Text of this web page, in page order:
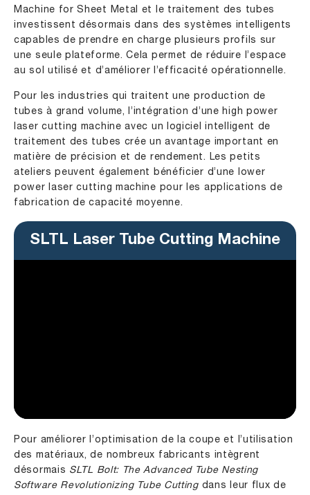
Machine for Sheet Metal et le traitement des tubes
investissent désormais dans des systèmes intelligents
capables de prendre en charge plusieurs profils sur
une seule plateforme. Cela permet de réduire l’espace
au sol utilisé et d’améliorer l’efficacité opérationnelle.
Pour les industries qui traitent une production de
tubes à grand volume, l’intégration d’une high power
laser cutting machine avec un logiciel intelligent de
traitement des tubes crée un avantage important en
matière de précision et de rendement. Les petits
ateliers peuvent également bénéficier d’une lower
power laser cutting machine pour les applications de
fabrication de capacité moyenne.
SLTL Laser Tube Cutting Machine
Pour améliorer l’optimisation de la coupe et l’utilisation
des matériaux, de nombreux fabricants intègrent
désormais SLTL Bolt: The Advanced Tube Nesting
Software Revolutionizing Tube Cuttingdans leur flux de